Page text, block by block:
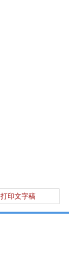
打印文字稿